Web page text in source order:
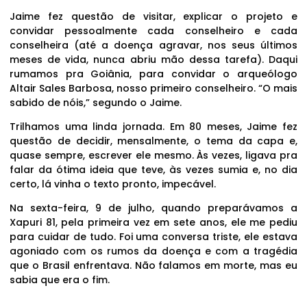
Jaime fez questão de visitar, explicar o projeto e
convidar pessoalmente cada conselheiro e cada
conselheira (até a doença agravar, nos seus últimos
meses de vida, nunca abriu mão dessa tarefa). Daqui
rumamos pra Goiânia, para convidar o arqueólogo
Altair Sales Barbosa, nosso primeiro conselheiro. “O mais
sabido de nóis,” segundo o Jaime.
Trilhamos uma linda jornada. Em 80 meses, Jaime fez
questão de decidir, mensalmente, o tema da capa e,
quase sempre, escrever ele mesmo. Às vezes, ligava pra
falar da ótima ideia que teve, às vezes sumia e, no dia
certo, lá vinha o texto pronto, impecável.
Na sexta-feira, 9 de julho, quando preparávamos a
Xapuri 81, pela primeira vez em sete anos, ele me pediu
para cuidar de tudo. Foi uma conversa triste, ele estava
agoniado com os rumos da doença e com a tragédia
que o Brasil enfrentava. Não falamos em morte, mas eu
sabia que era o fim.